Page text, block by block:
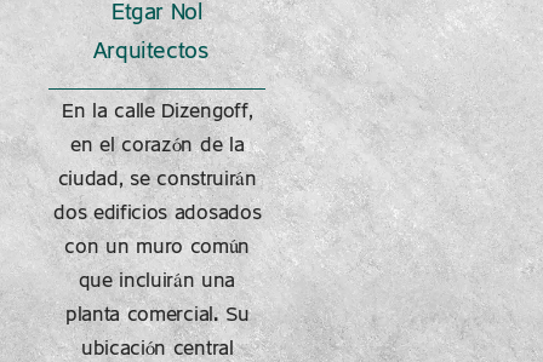
Etgar Nol
Arquitectos
En la calle Dizengoff,
en el corazón de la
ciudad, se construirán
dos edificios adosados
con un muro común
que incluirán una
planta comercial. Su
ubicación central